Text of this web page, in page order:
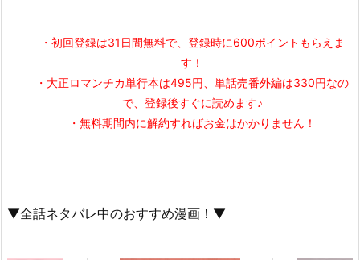
・初回登録は31日間無料で、登録時に600ポイントもらえま
す！
・大正ロマンチカ単行本は495円、単話売番外編は330円なの
で、登録後すぐに読めます♪
・無料期間内に解約すればお金はかかりません！
▼全話ネタバレ中のおすすめ漫画！▼